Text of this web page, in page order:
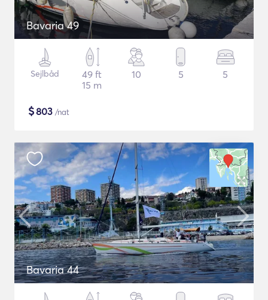
Bavaria 49
Sejlbåd
49 ft
15 m
10 5 5
$803 /nat
Bavaria 44